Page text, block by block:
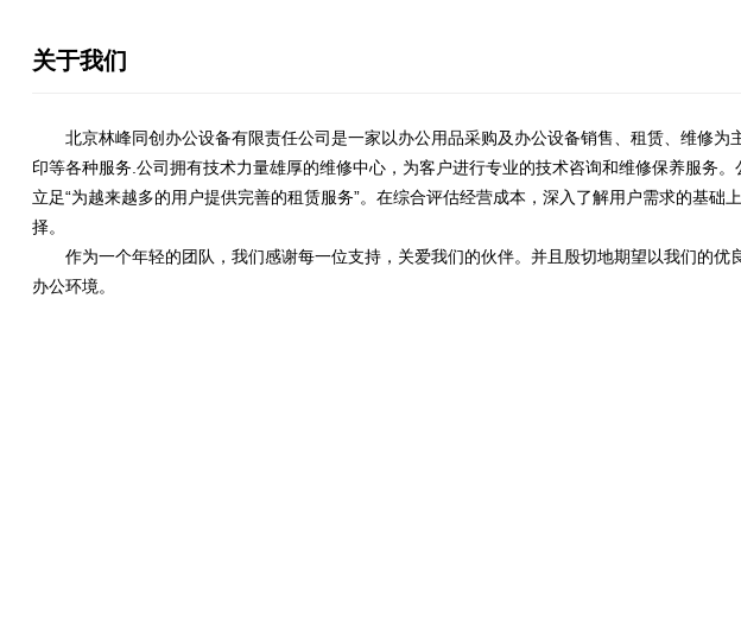
关于我们
北京林峰同创办公设备有限责任公司是一家以办公用品采购及办公设备销售、租赁、维修为
印等各种服务.公司拥有技术力量雄厚的维修中心，为客户进行专业的技术咨询和维修保养服务。
立足“为越来越多的用户提供完善的租赁服务”。在综合评估经营成本，深入了解用户需求的基
择。
作为一个年轻的团队，我们感谢每一位支持，关爱我们的伙伴。并且殷切地期望以我们的优
办公环境。